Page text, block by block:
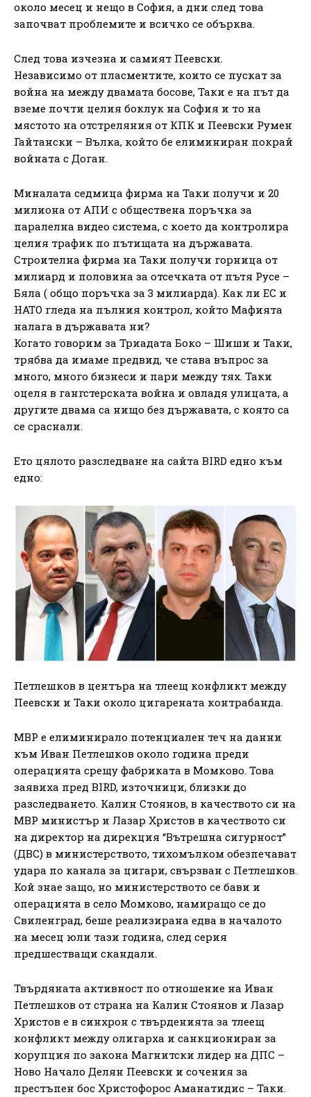
около месец и нещо в София, а дни след това
започват проблемите и всичко се обърква.
След това изчезна и самият Пеевски.
Независимо от пласментите, които се пускат за
война на между двамата босове, Таки е на път да
вземе почти целия боклук на София и то на
мястото на отстреляния от КПК и Пеевски Румен
Гайтански – Вълка, който бе елиминиран покрай
войната с Доган.
Миналата седмица фирма на Таки получи и 20
милиона от АПИ с обществена поръчка за
паралелна видео система, с което да контролира
целия трафик по пътищата на държавата.
Строителна фирма на Таки получи горница от
милиард и половина за отсечката от пътя Русе –
Бяла ( общо поръчка за 3 милиарда). Как ли ЕС и
НАТО гледа на пълния контрол, който Мафията
налага в държавата ни?
Когато говорим за Триадата Боко – Шиши и Таки,
трябва да имаме предвид, че става въпрос за
много, много бизнеси и пари между тях. Таки
оцеля в гангстерската война и овладя улицата, а
другите двама са нищо без държавата, с която са
се сраснали.
Ето цялото разследване на сайта BIRD едно към
едно:
Петлешков в центъра на тлеещ конфликт между
Пеевски и Таки около цигарената контрабанда.
МВР е елиминирало потенциален теч на данни
към Иван Петлешков около година преди
операцията срещу фабриката в Момково. Това
заявиха пред BIRD, източници, близки до
разследването. Калин Стоянов, в качеството си на
МВР министър и Лазар Христов в качеството си
на директор на дирекция “Вътрешна сигурност”
(ДВС) в министерството, тихомълком обезпечават
удара по канала за цигари, свързван с Петлешков.
Кой знае защо, но министерството се бави и
операцията в село Момково, намиращо се до
Свиленград, беше реализирана едва в началото
на месец юли тази година, след серия
предшестващи скандали.
Твърдяната активност по отношение на Иван
Петлешков от страна на Калин Стоянов и Лазар
Христов е в синхрон с твърденията за тлеещ
конфликт между олигарха и санкциониран за
корупция по закона Магнитски лидер на ДПС –
Ново Начало Делян Пеевски и сочения за
престъпен бос Христофорос Аманатидис – Таки.